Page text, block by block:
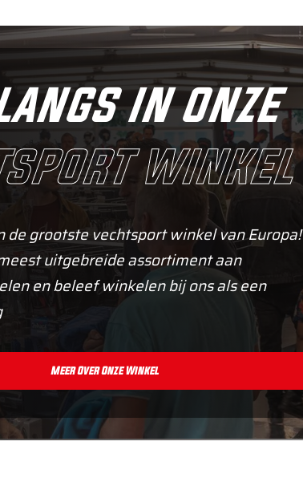
in onze
winkel
de grootste vechtsport winkel van Europa!
uitgebreide assortiment aan
en beleef winkelen bij ons als een
Meer Over Onze Winkel